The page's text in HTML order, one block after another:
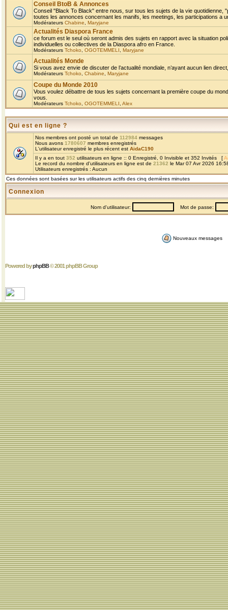
Conseil BtoB & Annonces
Conseil "Black To Black" entre nous, sur tous les sujets de la vie
toutes les annonces concernant les manifs, les meetings, les participations a
Modérateurs Chabine Maryjane
Actualités Diaspora France
ce forum est le seul où seront admis des sujets en rapport avec la situation
individuelles ou collectives de la Diaspora afro en France.
Modérateurs Tchoko OGOTEMMELI Maryjane
Actualités Monde
Si vous avez envie de discuter de l’actualité mondiale, n’ayant aucun lien
Modérateurs Tchoko Chabine Maryjane
Coupe du Monde 2010
Vous voulez débattre de tous les sujets concernant la première coupe du
vous.
Modérateurs Tchoko OGOTEMMELI Alex
Qui est en ligne ?
Nos membres ont posté un total de 112984 messages
Nous avons 1780607 membres enregistrés
L'utilisateur enregistré le plus récent est AidaC190
Il y a en tout 352 utilisateurs en ligne :: 0 Enregistré, 0 Invisible et 352 Invités [
Le record du nombre d'utilisateurs en ligne est de 21362 le Mar 07 Avr 2026
Utilisateurs enregistrés : Aucun
Ces données sont basées sur les utilisateurs actifs des cinq dernières minutes
Connexion
Nom d'utilisateur: Mot de passe:
Nouveaux messages
Powered byphpBB© 2001 phpBB Group